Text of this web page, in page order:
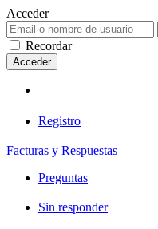
Acceder
Recordar
Registro
Facturas y Respuestas
Preguntas
Sin responder